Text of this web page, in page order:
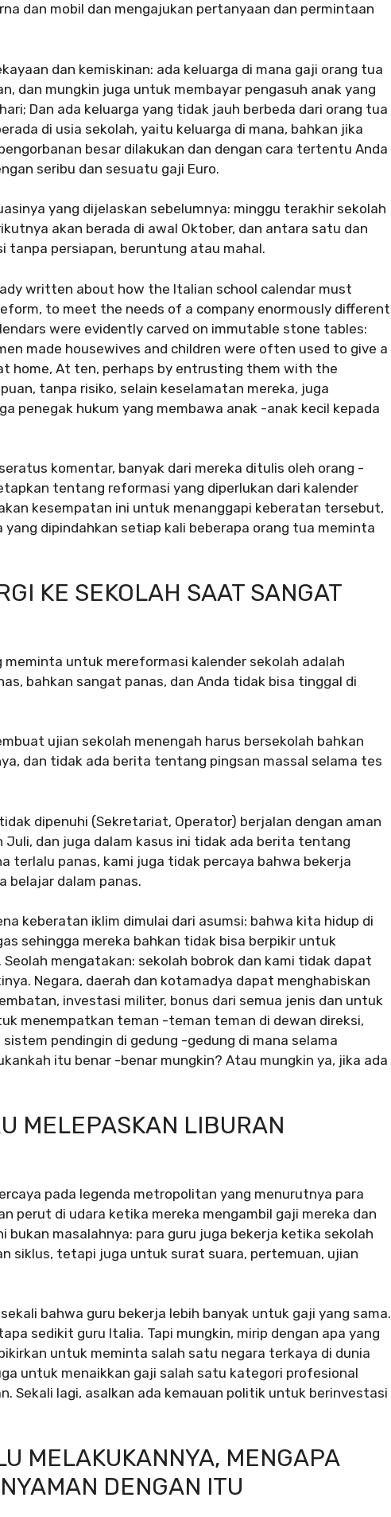
dan mobil dan mengajukan pertanyaan dan permintaan
dan kemiskinan: ada keluarga di mana gaji orang tua
dan mungkin juga untuk membayar pengasuh anak yang
Dan ada keluarga yang tidak jauh berbeda dari orang tua
di usia sekolah, yaitu keluarga di mana, bahkan jika
besar dilakukan dan dengan cara tertentu Anda
seribu dan sesuatu gaji Euro.
yang dijelaskan sebelumnya: minggu terakhir sekolah
akan berada di awal Oktober, dan antara satu dan
tanpa persiapan, beruntung atau mahal.
written about how the Italian school calendar must
to meet the needs of a company enormously different
were evidently carved on immutable stone tables:
made housewives and children were often used to give a
home, At ten, perhaps by entrusting them with the
tanpa risiko, selain keselamatan mereka, juga
penegak hukum yang membawa anak -anak kecil kepada
komentar, banyak dari mereka ditulis oleh orang -
tentang reformasi yang diperlukan dari kalender
kesempatan ini untuk menanggapi keberatan tersebut,
yang dipindahkan setiap kali beberapa orang tua meminta
KE SEKOLAH SAAT SANGAT
untuk mereformasi kalender sekolah adalah
bahkan sangat panas, dan Anda tidak bisa tinggal di
ujian sekolah menengah harus bersekolah bahkan
dan tidak ada berita tentang pingsan massal selama tes
dipenuhi (Sekretariat, Operator) berjalan dengan aman
dan juga dalam kasus ini tidak ada berita tentang
terlalu panas, kami juga tidak percaya bahwa bekerja
belajar dalam panas.
keberatan iklim dimulai dari asumsi: bahwa kita hidup di
sehingga mereka bahkan tidak bisa berpikir untuk
mengatakan: sekolah bobrok dan kami tidak dapat
Negara, daerah dan kotamadya dapat menghabiskan
investasi militer, bonus dari semua jenis dan untuk
menempatkan teman -teman teman di dewan direksi,
pendingin di gedung -gedung di mana selama
itu benar -benar mungkin? Atau mungkin ya, jika ada
MELEPASKAN LIBURAN
pada legenda metropolitan yang menurutnya para
perut di udara ketika mereka mengambil gaji mereka dan
bukan masalahnya: para guru juga bekerja ketika sekolah
siklus, tetapi juga untuk surat suara, pertemuan, ujian
bahwa guru bekerja lebih banyak untuk gaji yang sama.
sedikit guru Italia. Tapi mungkin, mirip dengan apa yang
untuk meminta salah satu negara terkaya di dunia
untuk menaikkan gaji salah satu kategori profesional
Sekali lagi, asalkan ada kemauan politik untuk berinvestasi
MELAKUKANNYA, MENGAPA
DENGAN ITU